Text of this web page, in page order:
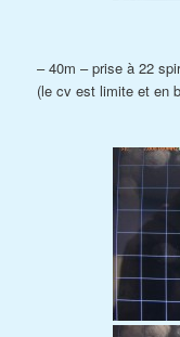
– 40m – prise à 22
(le cv est limite et en